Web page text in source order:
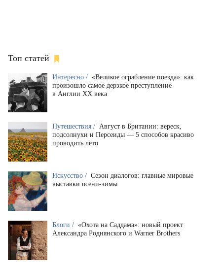
Топ статей
Интересно / «Великое ограбление поезда»: как
произошло самое дерзкое преступление
в Англии XX века
Путешествия / Август в Британии: вереск,
подсолнухи и Персеиды — 5 способов красиво
проводить лето
Искусство / Сезон диалогов: главные мировые
выставки осени-зимы
Блоги / «Охота на Саддама»: новый проект
Александра Роднянского и Warner Brothers